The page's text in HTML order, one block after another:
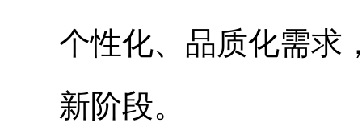
个性化、品质化需求
新阶段。